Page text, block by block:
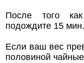
После того
подождите 15
Если ваш вес
половиной